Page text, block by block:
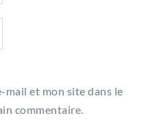
mail et mon site dans le
commentaire.